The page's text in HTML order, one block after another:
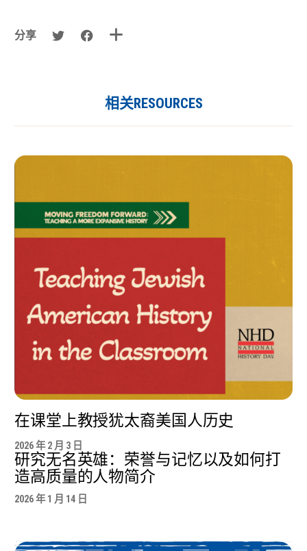
分享
相关RESOURCES
在课堂上教授犹太裔美国人历史
2026 年 2 月 3 日
研究无名英雄：荣誉与记忆以及如何打
造高质量的人物简介
2026 年 1 月 14 日